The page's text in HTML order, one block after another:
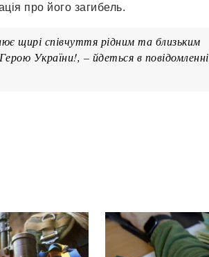
про його загибель.
щирі співчуття рідним та близьким
України!, – йдеться в повідомленні